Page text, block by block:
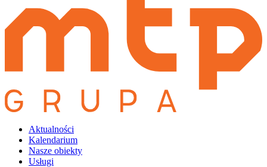
Aktualności
Kalendarium
Nasze obiekty
Usługi